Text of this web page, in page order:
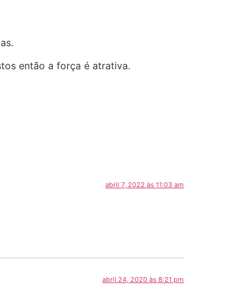
então a força é atrativa.
abril 7, 2022 às 11:03 am
abril 24, 2020 às 8:21 pm